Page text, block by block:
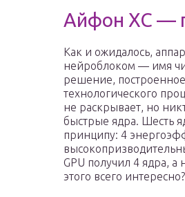
Айфон ХС —
Как и ожидалось,
нейроблоком — имя
решение,
технологического
не раскрывает, но
быстрые ядра. Шесть
принципу: 4
GPU получил 4 ядра, а
этого всего